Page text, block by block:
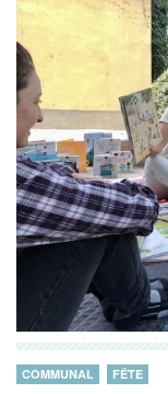
COMMUNAL FÊTE